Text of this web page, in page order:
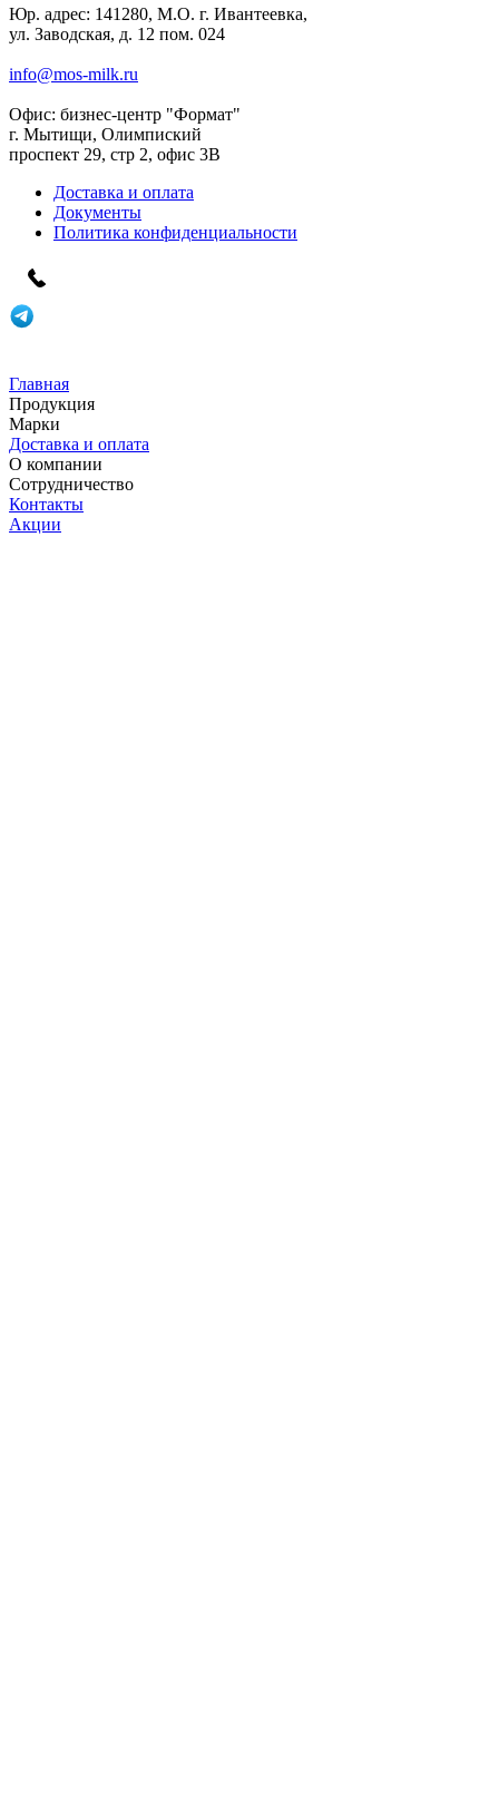
Юр. адрес: 141280, М.О. г. Ивантеевка,
ул. Заводская, д. 12 пом. 024
info@mos-milk.ru
Офис: бизнес-центр "Формат"
г. Мытищи, Олимпиский
проспект 29, стр 2, офис 3B
Доставка и оплата
Документы
Политика конфиденциальности
Главная
Продукция
Марки
Доставка и оплата
О компании
Сотрудничество
Контакты
Акции